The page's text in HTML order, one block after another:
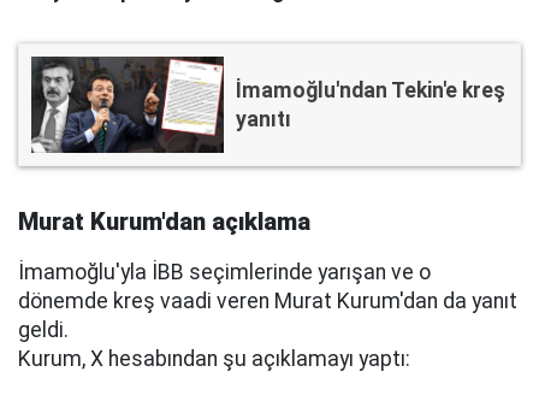
İmamoğlu'ndan Tekin'e kreş
yanıtı
Murat Kurum'dan açıklama
İmamoğlu'yla İBB seçimlerinde yarışan ve o
dönemde kreş vaadi veren Murat Kurum'dan da yanıt
geldi.
Kurum, X hesabından şu açıklamayı yaptı: